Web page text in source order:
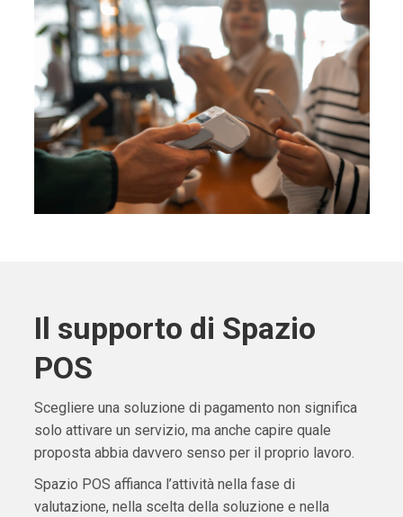
Il supporto di Spazio
POS
Scegliere una soluzione di pagamento non significa
solo attivare un servizio, ma anche capire quale
proposta abbia davvero senso per il proprio lavoro.
Spazio POS affianca l’attività nella fase di
valutazione, nella scelta della soluzione e nella